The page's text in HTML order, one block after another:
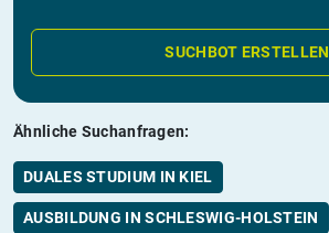
SUCHBOT ERSTELLEN
Ähnliche Suchanfragen:
DUALES STUDIUM IN KIEL
AUSBILDUNG IN SCHLESWIG-HOLSTEIN